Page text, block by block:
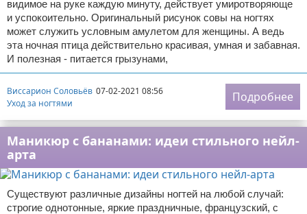
видимое на руке каждую минуту, действует умиротворяюще
и успокоительно. Оригинальный рисунок совы на ногтях
может служить условным амулетом для женщины. А ведь
эта ночная птица действительно красивая, умная и забавная.
И полезная - питается грызунами,
Виссарион Соловьёв 07-02-2021 08:56
Уход за ногтями
Подробнее
Маникюр с бананами: идеи стильного нейл-
арта
Существуют различные дизайны ногтей на любой случай:
строгие однотонные, яркие праздничные, французский, с